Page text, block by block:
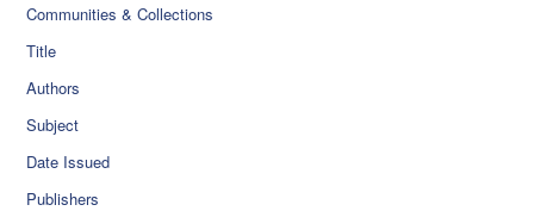
Communities & Collections
Title
Authors
Subject
Date Issued
Publishers